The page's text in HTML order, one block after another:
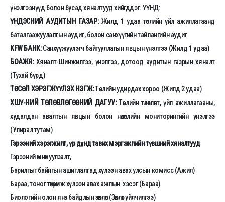
үнэлгээнүүд болон бусад хяналтууд хийгддэг. ҮҮНД:
ҮНДЭСНИЙ АУДИТЫН ГАЗАР:Жилд 1 удаа төслийн үйл ажиллагаанд
баталгаажуулалтын аудит, болон санхүүгийн тайлангийн аудит
KFW БАНК:Санхүүжүүлэгч байгууллагын явцын үнэлгээ (Жилд 1 удаа)
БОАЖЯ: Хяналт-Шинжилгээ, үнэлгээ, дотоод аудитын газрын хяналт
(Тухай бүрд)
ТӨСӨЛ ХЭРЭГЖҮҮЛЭХ НЭГЖ:Төслийн удирдах хороо (Жилд 2 удаа)
ХШҮ-НИЙ ТӨЛӨВЛӨГӨӨНИЙ ДАГУУ:Төслийн төлөвлөлт, үйл ажиллагааны,
худалдан авалтын явцын болон нөлөөллийн мониторингийн үнэлгээ
(Улирал тутам)
Гэрээний хэрэгжилт, үр дүнд тавих мэргэжлийн түвшний хяналтууд
Гэрээний өмнөх уулзалт,
Барилгыг байнгын ашиглалтад хүлээн авах улсын комисс (Ажил)
Бараа, тоног төхөөрөмж хүлээн авах ажлын хэсэг (Бараа)
Биологийн олон янз байдлын зөвлөл (Зөвлөх үйлчилгээ)